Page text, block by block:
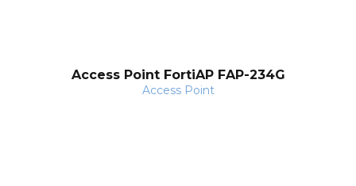
Access Point FortiAP FAP-234G
Access Point